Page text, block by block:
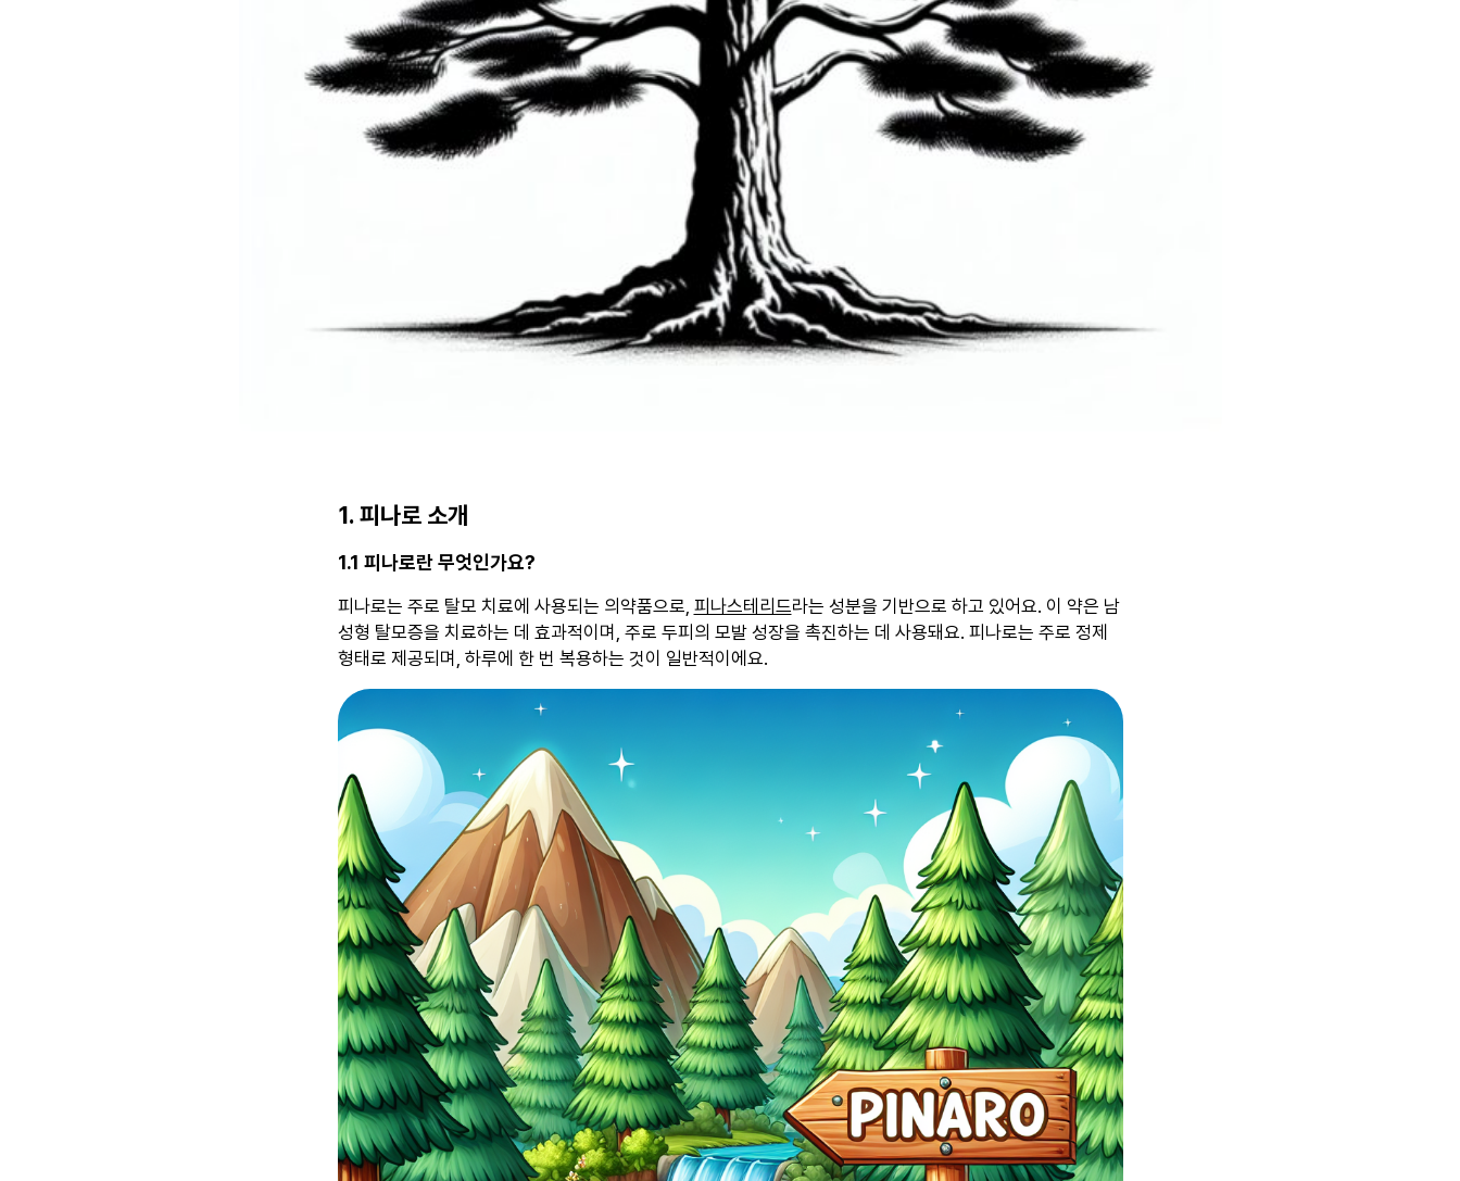
1. 피나로 소개
1.1 피나로란 무엇인가요?
피나로는 주로 탈모 치료에 사용되는 의약품으로, 피나스테리드라는 성분을 기반으로 하고 있어요. 이 약은 남
성형 탈모증을 치료하는 데 효과적이며, 주로 두피의 모발 성장을 촉진하는 데 사용돼요. 피나로는 주로 정제
형태로 제공되며, 하루에 한 번 복용하는 것이 일반적이에요.